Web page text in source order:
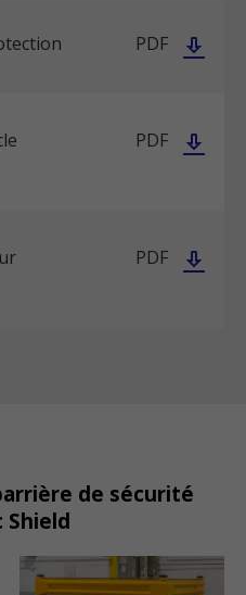
PDF
PDF
PDF
de sécurité
Shield